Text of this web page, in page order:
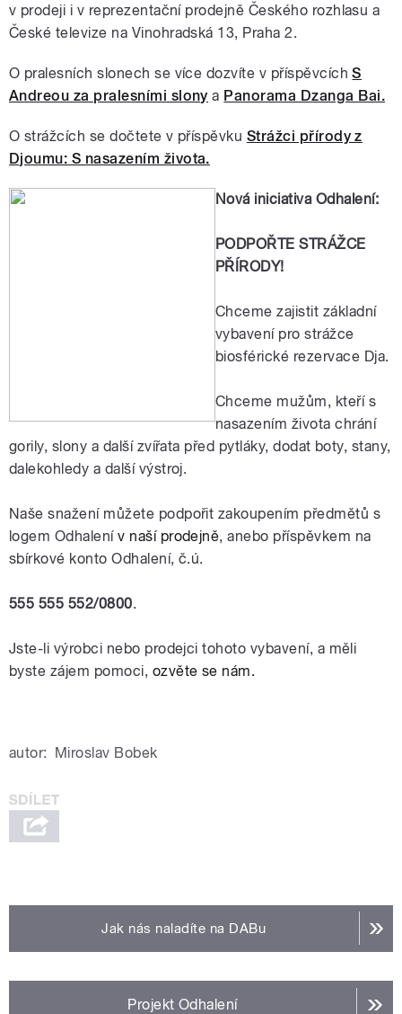
v prodeji i v reprezentační prodejně Českého rozhlasu a
České televize na Vinohradská 13, Praha 2.
O pralesních slonech se více dozvíte v příspěvcíchS
Andreou za pralesními slony a Panorama Dzanga Bai.
O strážcích se dočtete v příspěvku Strážci přírody z
Djoumu: S nasazením života.
Nová iniciativa Odhalení:
PODPOŘTE STRÁŽCE
PŘÍRODY!
Chceme zajistit základní
vybavení pro strážce
biosférické rezervace Dja.
Chceme mužům, kteří s
nasazením života chrání
gorily, slony a další zvířata před pytláky, dodat boty, stany,
dalekohledy a další výstroj.
Naše snažení můžete podpořit zakoupením předmětů s
logem Odhalenív naší prodejně, anebo příspěvkem na
sbírkové konto Odhalení, č.ú.
555 555 552/0800.
Jste-li výrobci nebo prodejci tohoto vybavení, a měli
byste zájem pomoci, ozvěte se nám.
autor: Miroslav Bobek
Jak nás naladíte na DABu
Projekt Odhalení